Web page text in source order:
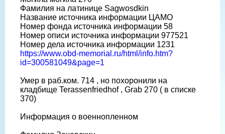
Фамилия на латинице Sagwosdkin
Название источника информации ЦАМО
Номер фонда источника информации 58
Номер описи источника информации 977521
Номер дела источника информации 1231
https://www.obd-memorial.ru/html/info.htm?
id=300581049&page=1
Умер в раб.ком. 714 , но похоронили на
кладбище Terassenfriedhof , Grab 270 ( в списке
370)
Информация о военнопленном